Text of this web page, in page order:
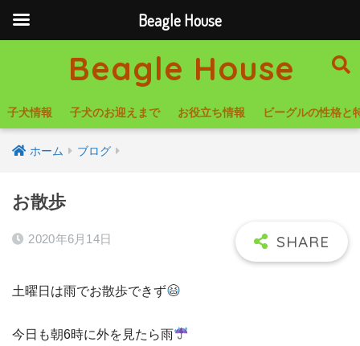
Beagle House
子犬情報 子犬のお迎えまで お役立ち情報 ビーグルの性格と
ホーム ブログ
お散歩
2020年6月14日
土曜日は雨でお散歩できず
今日も朝6時に外を見たら雨
Beagle House